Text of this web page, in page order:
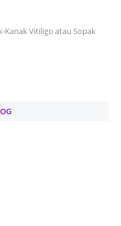
Kanak Vitiligo atau Sopak